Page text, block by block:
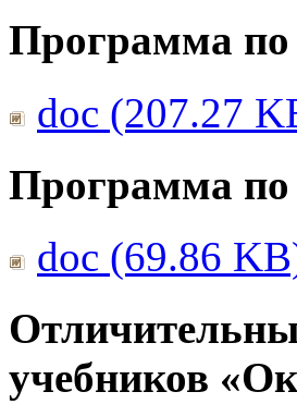
Программа по
doc (207.27
Программа
doc (69.86
учебников